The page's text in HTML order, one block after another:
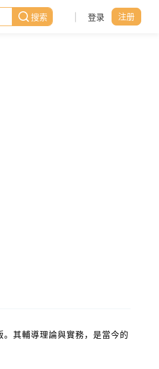
登录 注册
其輔導理論與實務，是當今的